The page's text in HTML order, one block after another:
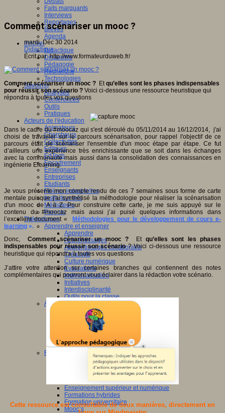
Faits marquants
Interviews
Reportages
Brèves
Agenda
Innover
Didactique
Dispositifs
Pédagogie
Recherche
Technologies
Savoir(s)
Analyses
Conférences
Outils
Pratiques
Acteurs de l'éducation
Animateurs
Chercheurs
Collectivités
Editeurs
EdTech
Encadrement
Enseignants
Entreprises
Etudiants
Filières industrielles
Institutionnels
Médiateurs
Parents
Thématiques
Apprendre et enseigner
Apprendre
Apprentissages
Apprentissages collaboratifs
Créativité
Culture numérique
Evaluations
Individualisation
Initiatives
Interdisciplinarité
Outils pour la classe
Arts et Culture
Cinéma
Culture et numérique
Dispositifs de médiation
Littérature
Formation
Compétences professionnelles
Dispositifs de formation
E- formation
Enjeux et évolutions
Enseignement supérieur et numérique
Formations hybrides
Formation universitaire
Mooc’s
Comment scénariser un mooc ?
mardi, Déc 30 2014
Didactique
Écrit par http://www.formateurduweb.fr/
Comment scénariser un mooc ? Etqu’elles sont les phases indispensables
pour réussir son scénario ? Voici ci-dessous une ressource heuristique qui
répondra à toutes vos questions
Dans le cadre du #moocaz qui s'est déroulé du 05/11/2014 au 16/12/2014, j'ai
choisi de travailler sur le parcours scénarisation, pour rappel l'objectif de ce
parcours était de scénariser l'ensemble d'un mooc étape par étape. Ce fut
d’ailleurs une expérience très enrichissante que se soit dans les échanges
avec la communauté mais aussi dans la consolidation des connaissances en
ingénierie Elearning.
Je vous présente mon compte rendu de ces 7 semaines sous forme de carte
mentale puisque j'ai synthétisé la méthodologie pour réaliser la scénarisation
d'un mooc de A à Z. Pour construire cette carte, je me suis appuyé sur le
contenu du #moocaz mais aussi j’ai puisé quelques informations dans
l’excellent document «Méthodologies pour le développement de cours e-
learning ».
Donc,
Comment scénariser un mooc ? Et qu’elles sont les phases
indispensables pour réussir son scénario? Voici ci-dessous une ressource
heuristique qui répondra à toutes vos questions
J’attire votre attention sur certaines branches qui contiennent des notes
complémentaires qui pourront vous éclairer dans la rédaction votre scénario.
Cette ressource est consultable de deux manières, directement en